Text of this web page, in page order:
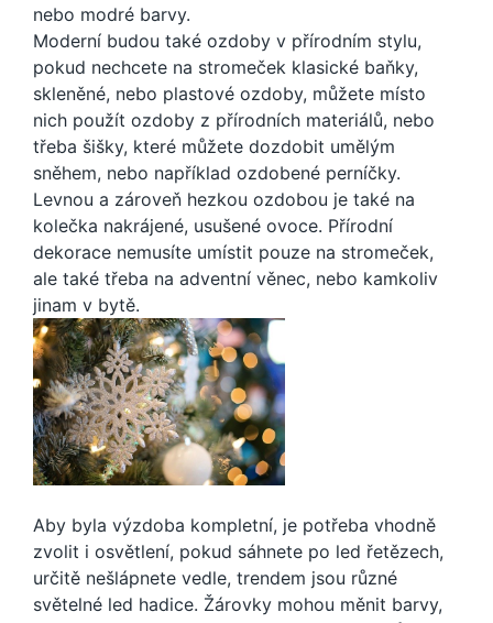
nebo modré barvy.
Moderní budou také ozdoby v přírodním stylu,
pokud nechcete na stromeček klasické baňky,
skleněné, nebo plastové ozdoby, můžete místo
nich použít ozdoby z přírodních materiálů, nebo
třeba šišky, které můžete dozdobit umělým
sněhem, nebo například ozdobené perníčky.
Levnou a zároveň hezkou ozdobou je také na
kolečka nakrájené, usušené ovoce. Přírodní
dekorace nemusíte umístit pouze na stromeček,
ale také třeba na adventní věnec, nebo kamkoliv
jinam v bytě.
Aby byla výzdoba kompletní, je potřeba vhodně
zvolit i osvětlení, pokud sáhnete po led řetězech,
určitě nešlápnete vedle, trendem jsou různé
světelné led hadice. Žárovky mohou měnit barvy,